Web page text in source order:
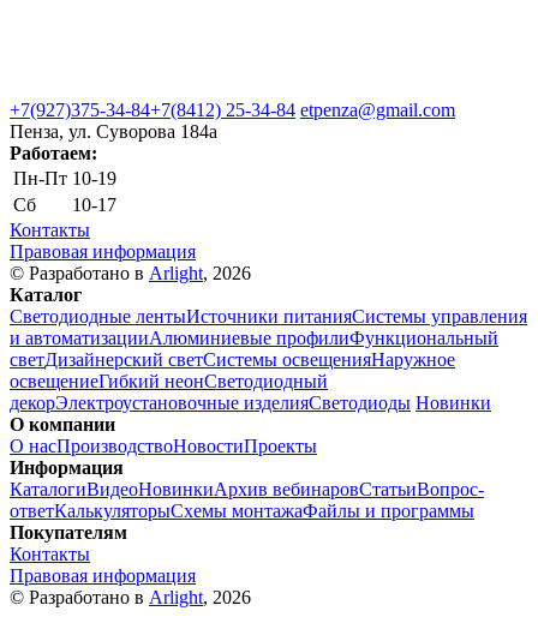
+7(927)375-34-84+7(8412) 25-34-84 etpenza@gmail.com
Пенза, ул. Cуворова 184а
Работаем:
Пн-Пт 10-19
Сб
10-17
Контакты
Правовая информация
© Разработано в Arlight, 2026
Каталог
Светодиодные лентыИсточники питанияСистемы управления
и автоматизацииАлюминиевые профилиФункциональный
светДизайнерский светСистемы освещенияНаружное
освещениеГибкий неонСветодиодный
декорЭлектроустановочные изделияСветодиоды Новинки
О компании
О насПроизводствоНовостиПроекты
Информация
КаталогиВидеоНовинкиАрхив вебинаровСтатьиВопрос-
ответКалькуляторыСхемы монтажаФайлы и программы
Покупателям
Контакты
Правовая информация
© Разработано в Arlight, 2026